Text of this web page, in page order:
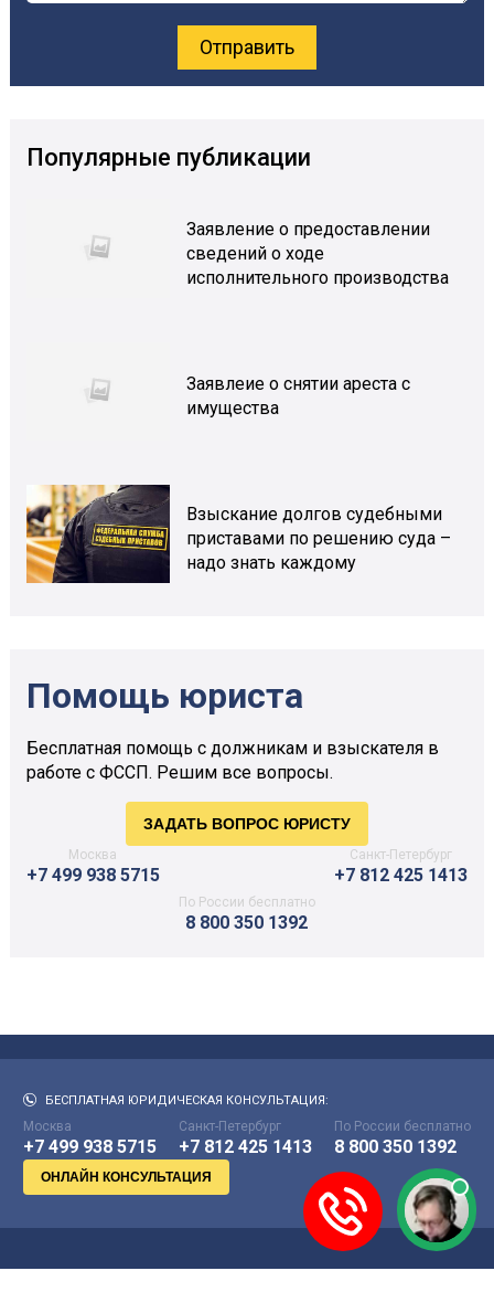
Популярные публикации
Заявление о предоставлении
сведений о ходе
исполнительного производства
Заявлеие о снятии ареста с
имущества
Взыскание долгов судебными
приставами по решению суда –
надо знать каждому
Помощь юриста
Бесплатная помощь с должникам и взыскателя в
работе с ФССП. Решим все вопросы.
Москва
+7 499 938 5715
Санкт-Петербург
+7 812 425 1413
По России бесплатно
8 800 350 1392
БЕСПЛАТНАЯ ЮРИДИЧЕСКАЯ КОНСУЛЬТАЦИЯ:
Москва
+7 499 938 5715
Санкт-Петербург
+7 812 425 1413
По России бесплатно
8 800 350 1392